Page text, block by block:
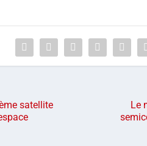
satellite
Le